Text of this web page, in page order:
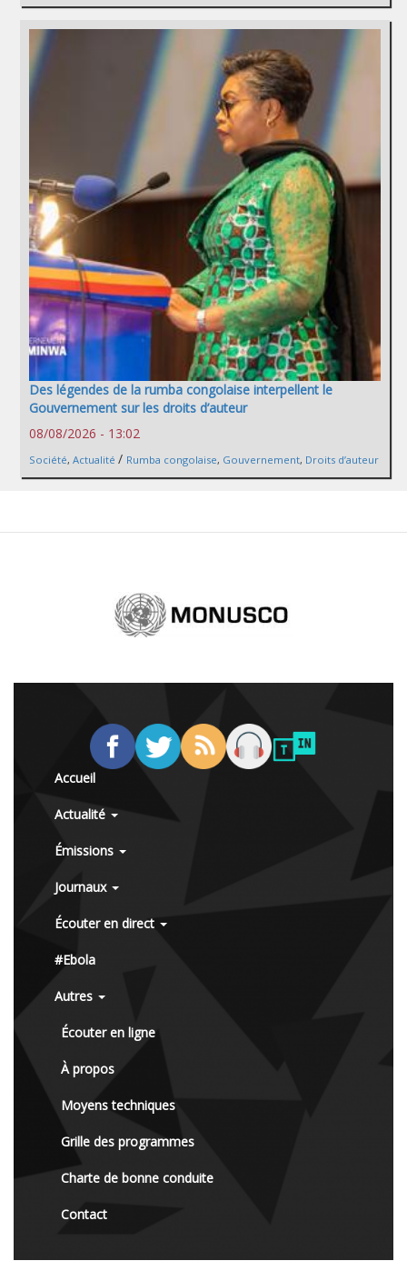
Des légendes de la rumba congolaise interpellent le
Gouvernement sur les droits d’auteur
08/08/2026 - 13:02
Société, Actualité / Rumba congolaise, Gouvernement, Droits d’auteur
Accueil
Actualité
Émissions
Journaux
Écouter en direct
#Ebola
Autres
Écouter en ligne
À propos
Moyens techniques
Grille des programmes
Charte de bonne conduite
Contact